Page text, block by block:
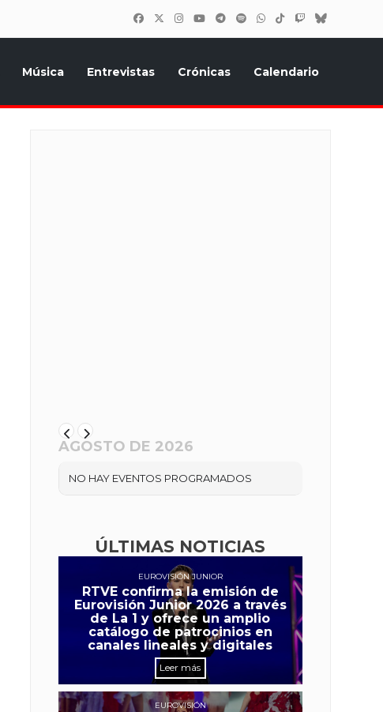
Música Entrevistas Crónicas Calendario
AGOSTO DE 2026
NO HAY EVENTOS PROGRAMADOS
ÚLTIMAS NOTICIAS
EUROVISIÓN JUNIOR
RTVE confirma la emisión de
Eurovisión Junior 2026 a través
de La 1 y ofrece un amplio
catálogo de patrocinios en
canales lineales y digitales
Leer más
EUROVISIÓN